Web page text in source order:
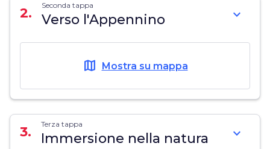
2. Seconda tappa
Verso l'Appennino expand_more
map Mostra su mappa
3. Terza tappa
Immersione nella natura expand_more